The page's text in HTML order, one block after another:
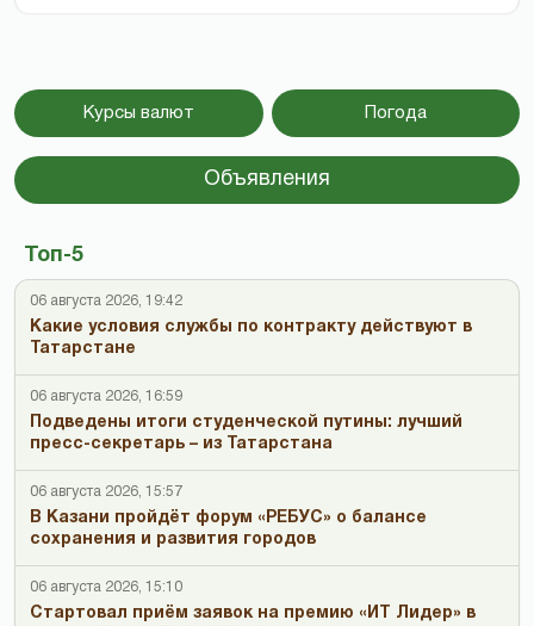
Курсы валют Погода
Объявления
Топ-5
06 августа 2026, 19:42
Какие условия службы по контракту действуют в
Татарстане
06 августа 2026, 16:59
Подведены итоги студенческой путины: лучший
пресс-секретарь – из Татарстана
06 августа 2026, 15:57
В Казани пройдёт форум «РЕБУС» о балансе
сохранения и развития городов
06 августа 2026, 15:10
Стартовал приём заявок на премию «ИТ Лидер» в